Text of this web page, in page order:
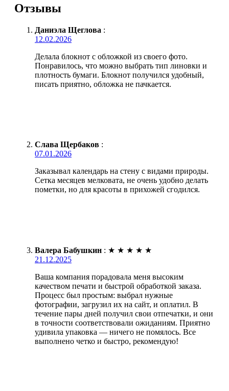
Отзывы
Даниэла Щеглова :
12.02.2026
Делала блокнот с обложкой из своего фото.
Понравилось, что можно выбрать тип линовки и
плотность бумаги. Блокнот получился удобный,
писать приятно, обложка не пачкается.
Слава Щербаков :
07.01.2026
Заказывал календарь на стену с видами природы.
Сетка месяцев мелковата, не очень удобно делать
пометки, но для красоты в прихожей сгодился.
Валера Бабушкин : ★ ★ ★ ★ ★
21.12.2025
Ваша компания порадовала меня высоким
качеством печати и быстрой обработкой заказа.
Процесс был простым: выбрал нужные
фотографии, загрузил их на сайт, и оплатил. В
течение пары дней получил свои отпечатки, и они
в точности соответствовали ожиданиям. Приятно
удивила упаковка — ничего не помялось. Все
выполнено четко и быстро, рекомендую!